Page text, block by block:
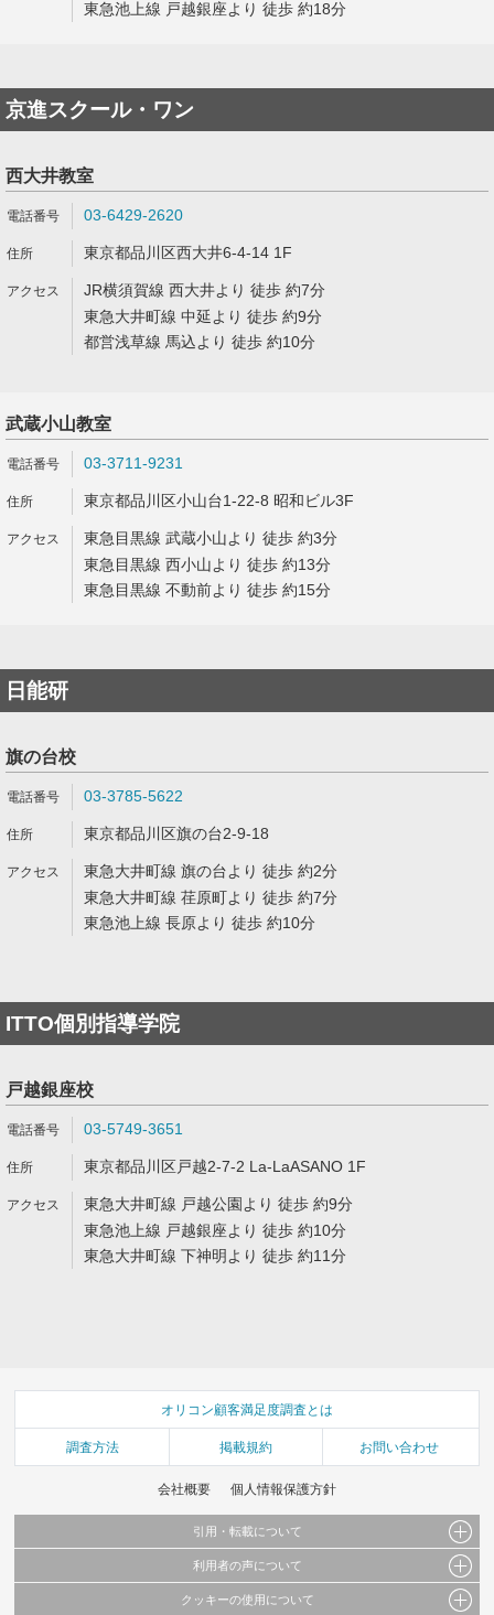
東急池上線 戸越銀座より 徒歩 約18分
京進スクール・ワン
西大井教室
03-6429-2620
東京都品川区西大井6-4-14 1F
JR横須賀線 西大井より 徒歩 約7分
東急大井町線 中延より 徒歩 約9分
都営浅草線 馬込より 徒歩 約10分
武蔵小山教室
03-3711-9231
東京都品川区小山台1-22-8 昭和ビル3F
東急目黒線 武蔵小山より 徒歩 約3分
東急目黒線 西小山より 徒歩 約13分
東急目黒線 不動前より 徒歩 約15分
日能研
旗の台校
03-3785-5622
東京都品川区旗の台2-9-18
東急大井町線 旗の台より 徒歩 約2分
東急大井町線 荏原町より 徒歩 約7分
東急池上線 長原より 徒歩 約10分
ITTO個別指導学院
戸越銀座校
03-5749-3651
東京都品川区戸越2-7-2 La-LaASANO 1F
東急大井町線 戸越公園より 徒歩 約9分
東急池上線 戸越銀座より 徒歩 約10分
東急大井町線 下神明より 徒歩 約11分
オリコン顧客満足度調査とは
調査方法 掲載規約 お問い合わせ
会社概要 個人情報保護方針
引用・転載について
当サイトで公開されている情報（文字、写真、イラスト、画像データ等）及びこれらの配
これらの情報を権利者の許可なく無断転載・複製などの二次利用を行うことは固く禁じて
利用者の声について
当サイトに掲載している内容はすべてサービスの利用者が提出された見解・感想です。
クッキーの使用について